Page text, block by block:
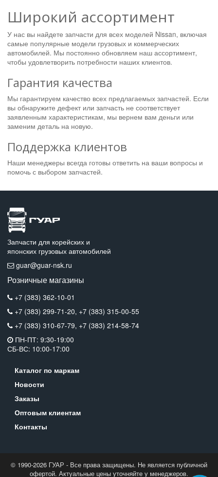
Широкий ассортимент
У нас вы найдете запчасти для всех моделей Nissan, включая
самые популярные модели грузовых и коммерческих
автомобилей. Мы постоянно обновляем наш ассортимент,
чтобы удовлетворить потребности наших клиентов.
Гарантия качества
Мы гарантируем качество всех предлагаемых запчастей. Если
вы обнаружите дефект или запчасть не соответствует
заявленным характеристикам, мы вернем вам деньги или
заменим деталь на новую.
Поддержка клиентов
Наши менеджеры всегда готовы ответить на ваши вопросы и
помочь с выбором запчастей.
Запчасти для корейских и
японских грузовых автомобилей
guar@guar-nsk.ru
Розничные магазины
+7 (383) 362-10-01
+7 (383) 299-71-20, +7 (383) 315-00-55
+7 (383) 310-67-79, +7 (383) 214-58-74
ПН-ПТ: 9:30-19:00
СБ-ВС: 10:00-17:00
Каталог по маркам
Новости
Заказы
Оптовым клиентам
Контакты
© 1990-2026 ГУАР - Все права защищены. Не является публичной
офертой. Актуальные цены уточняйте у менеджеров.